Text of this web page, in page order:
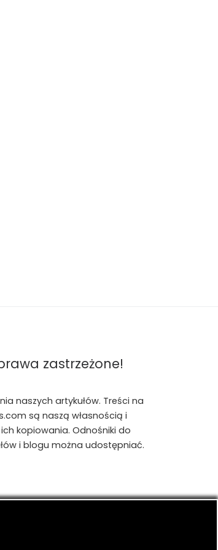
zastrzeżone!
naszych artykułów. Treści na
są naszą własnością i
kopiowania. Odnośniki do
i blogu można udostępniać.
CBD, RSO, THC.